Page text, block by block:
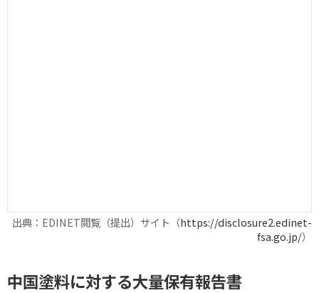
出典：EDINET閲覧（提出）サイト（https://disclosure2.edinet-
fsa.go.jp/）
中国塗料に対する大量保有報告書